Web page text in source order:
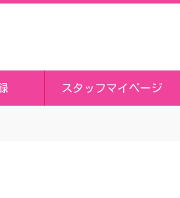
スタッフマイページ